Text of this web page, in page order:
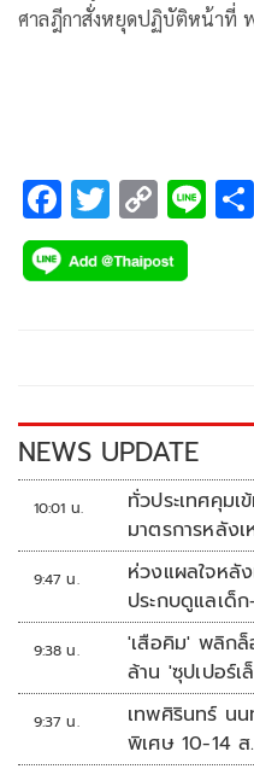
ศาลฎีกาสั่งหยุดปฏิบัติหน้าที่ พ
F
ac
e
k
T
wi
tt
C
o
p
k
Li
NEWS UPDATE
10:01 น.
ทั่วประเทศคุม
มาตรการหลัง
แบบ
9:47 น.
ห่วงแผลใจหลั
ประกบดูแลเด็
9:38 น.
'เสือคิม' พลิกล็
ล้าน 'ซุปเปอร์เ
9:37 น.
เทพศิรินทร์ น
พิเศษ 10-14 ส